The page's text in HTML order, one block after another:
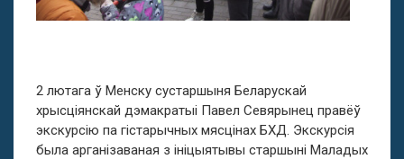
2 лютага ў Менску сустаршыня Беларускай
хрысціянскай дэмакратыі Павел Севярынец правёў
экскурсію па гістарычных мясцінах БХД. Экскурсія
была арганізаваная з ініцыятывы старшыні Маладых